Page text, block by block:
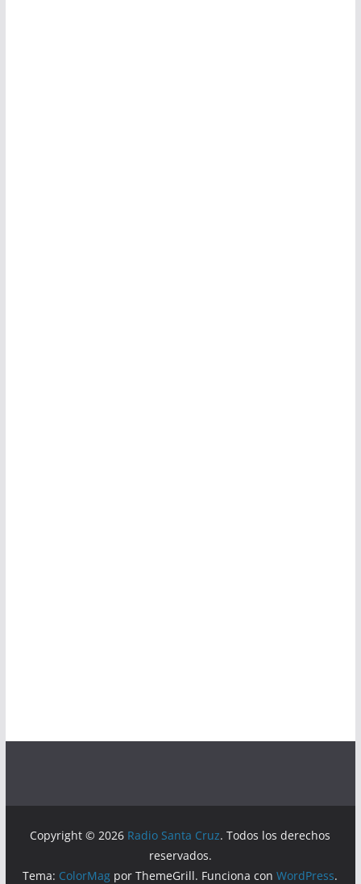
Copyright © 2026 Radio Santa Cruz. Todos los derechos
reservados.
Tema: ColorMag por ThemeGrill. Funciona conWordPress.